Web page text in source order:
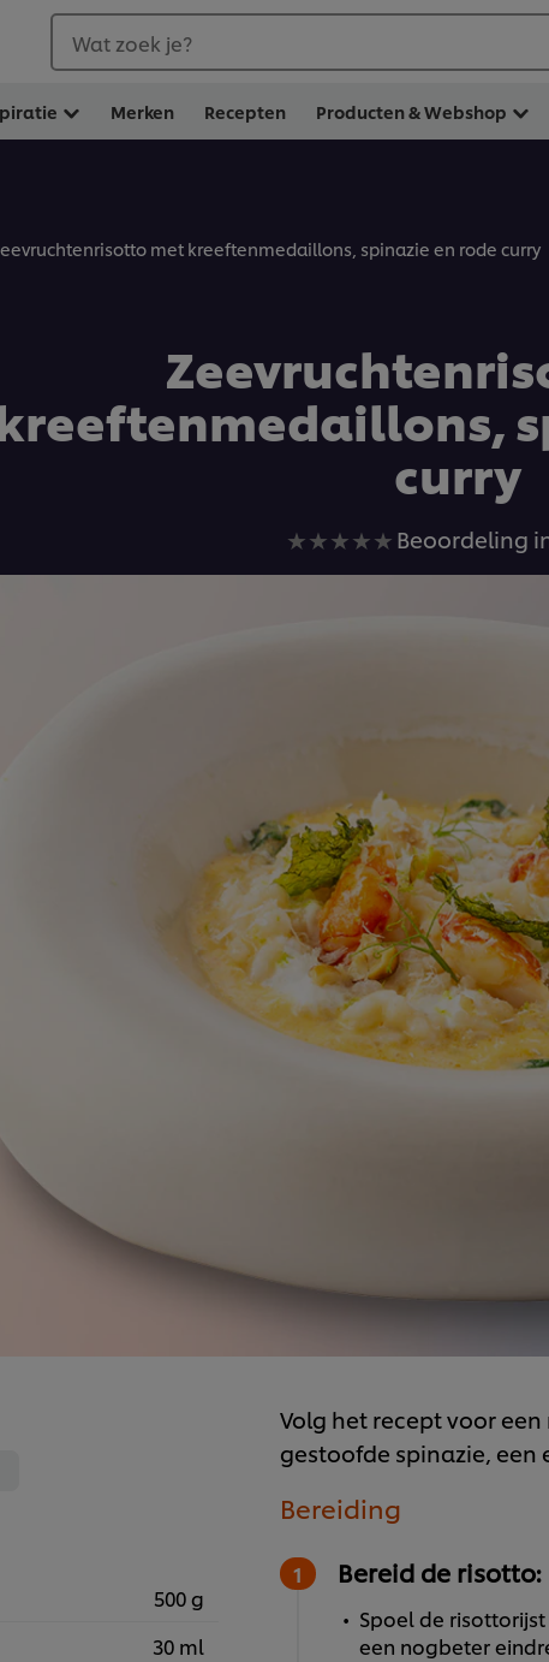
Wat zoek je?
Merken Recepten Producten & Webshop
met kreeftenmedaillons, spinazie en rode curry
curry
Geen
Beoordeling
500 g
30 ml
Volg het recept voor
gestoofde spinazie, een
Bereiding
Bereid de risotto:
Spoel de
een nogbeter